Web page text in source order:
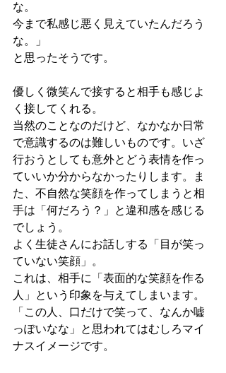
な。
今まで私感じ悪く見えていたんだろう
な。」
と思ったそうです。
優しく微笑んで接すると相手も感じよ
く接してくれる。
当然のことなのだけど、なかなか日常
で意識するのは難しいものです。いざ
行おうとしても意外とどう表情を作っ
ていいか分からなかったりします。ま
た、不自然な笑顔を作ってしまうと相
手は「何だろう？」と違和感を感じる
でしょう。
よく生徒さんにお話しする「目が笑っ
ていない笑顔」。
これは、相手に「表面的な笑顔を作る
人」という印象を与えてしまいます。
「この人、口だけで笑って、なんか嘘
っぽいなな」と思われてはむしろマイ
ナスイメージです。